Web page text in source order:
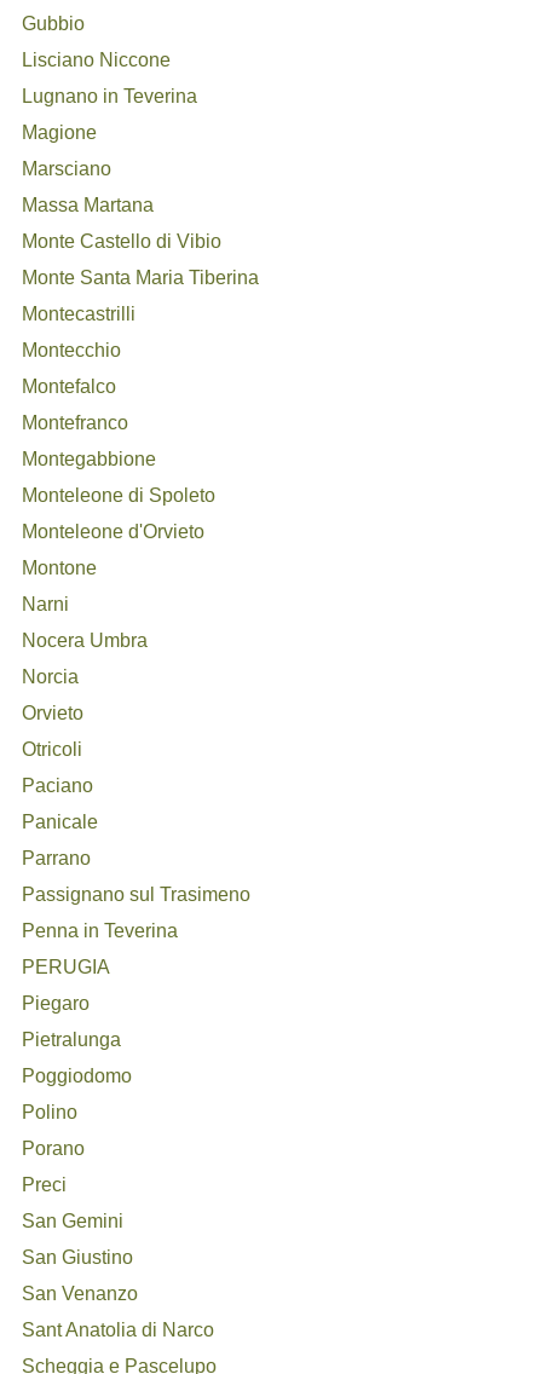
Gubbio
Lisciano Niccone
Lugnano in Teverina
Magione
Marsciano
Massa Martana
Monte Castello di Vibio
Monte Santa Maria Tiberina
Montecastrilli
Montecchio
Montefalco
Montefranco
Montegabbione
Monteleone di Spoleto
Monteleone d'Orvieto
Montone
Narni
Nocera Umbra
Norcia
Orvieto
Otricoli
Paciano
Panicale
Parrano
Passignano sul Trasimeno
Penna in Teverina
PERUGIA
Piegaro
Pietralunga
Poggiodomo
Polino
Porano
Preci
San Gemini
San Giustino
San Venanzo
Sant Anatolia di Narco
Scheggia e Pascelupo